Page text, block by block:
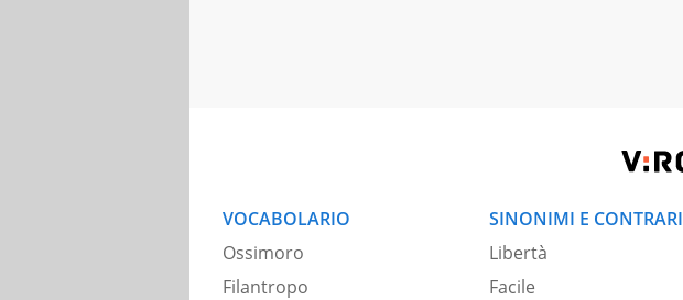
VOCABOLARIO
Ossimoro
Filantropo
SINONIMI E CONTRARI
Libertà
Facile